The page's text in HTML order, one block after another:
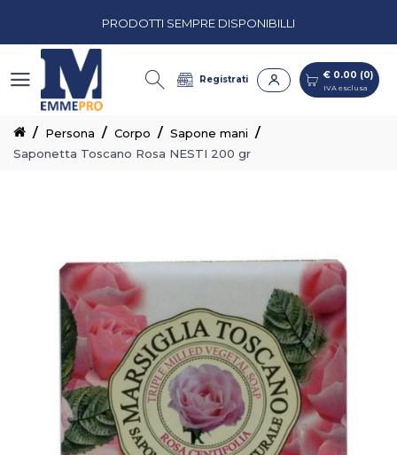
PRODOTTI SEMPRE DISPONIBILLI
PREVENTIVI PERSONALIZZATI
CASH & CARRY CON CORSIE ORGANIZZATE
PRODOTTI SEMPRE DISPONIBILLI
Registrati € 0.00 (0)
IVA esclusa
Persona Corpo
Sapone mani
Saponetta Toscano Rosa NESTI 200 gr